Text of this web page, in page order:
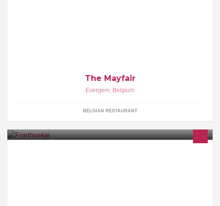
The Mayfair
Evergem, Belgium
BELGIAN RESTAURANT